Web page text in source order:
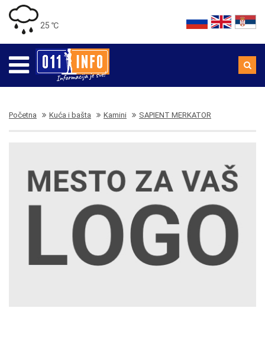
25 ℃
Početna Kuća i bašta Kamini SAPIENT MERKATOR